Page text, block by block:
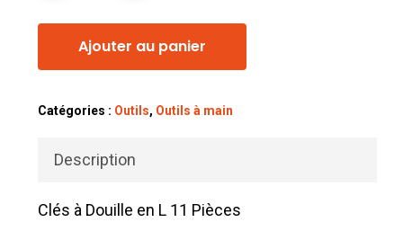
Ajouter au panier
Catégories : Outils, Outils à main
Description
Clés à Douille en L 11 Pièces